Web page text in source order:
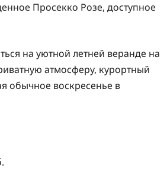
Просекко Розе, доступное
на уютной летней веранде на
атмосферу, курортный
обычное воскресенье в